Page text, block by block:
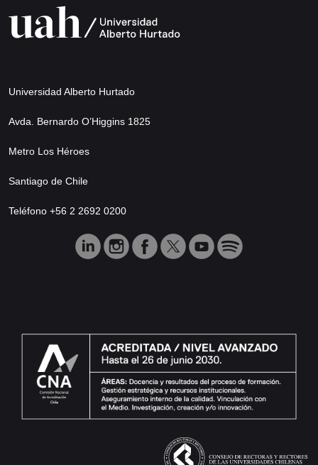
Universidad Alberto Hurtado
Avda. Bernardo O’Higgins 1825
Metro Los Héroes
Santiago de Chile
Teléfono +56 2 2692 0200